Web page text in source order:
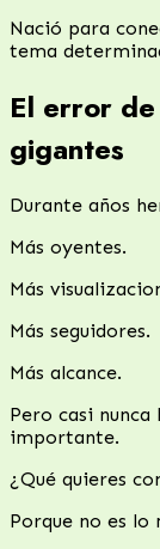
Nació para
tema
El error
gigantes
Durante años
Más oyentes.
Más
Más seguidores.
Más alcance.
Pero casi nunca
importante.
¿Qué quieres
Porque no es lo